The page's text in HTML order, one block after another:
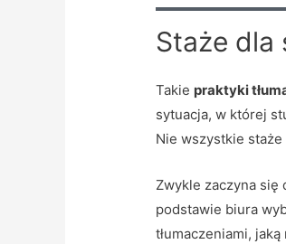
Staże dla
Takie praktyki
sytuacja, w której
Nie wszystkie
Zwykle zaczyna się
podstawie biura
tłumaczeniami,